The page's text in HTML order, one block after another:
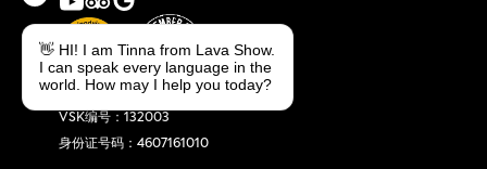
熔岩秀
VSK编号：132003
身份证号码：4607161010
👋 HI! I am Tinna from Lava Show.
I can speak every language in the
world. How may I help you today?